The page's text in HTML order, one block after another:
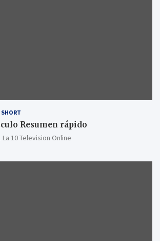
SHORT
Resumen rápido
La 10 Television Online